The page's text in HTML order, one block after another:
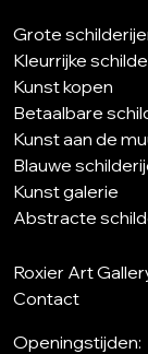
Grote
Kleurrijke
Kunst kopen
Betaalbare
Kunst aan de
Blauwe
Kunst galerie
Abstracte
Roxier Art
Contact
Openingstijden: